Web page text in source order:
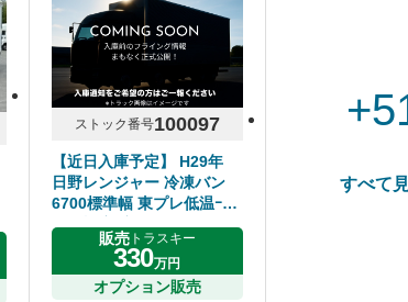
ストック番号100097
【近日入庫予定】 H29年
日野レンジャー 冷凍バン
6700標準幅 東プレ低温ｰ
30℃設定 床キーストン ジ
ョルダー2列 リアエアサス
サイド扉 6速マニュアル 走
行距離280千㎞ シフト6速
販売トラスキー
330万円
オプション販売
すべて